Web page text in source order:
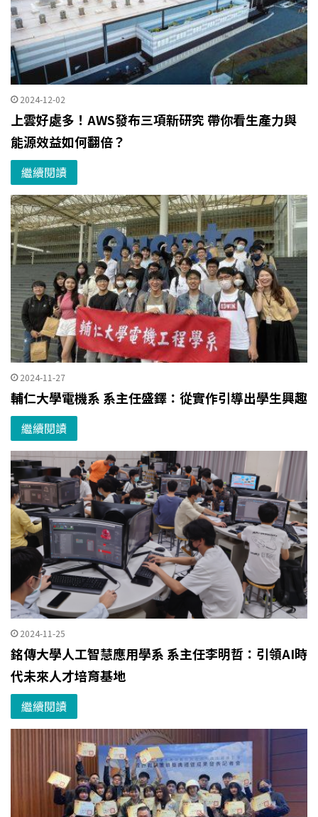
2024-12-02
上雲好處多！AWS發布三項新研究 帶你看生產力與
能源效益如何翻倍？
繼續閱讀
2024-11-27
輔仁大學電機系 系主任盛鐸：從實作引導出學生興趣
繼續閱讀
2024-11-25
銘傳大學人工智慧應用學系 系主任李明哲：引領AI時
代未來人才培育基地
繼續閱讀